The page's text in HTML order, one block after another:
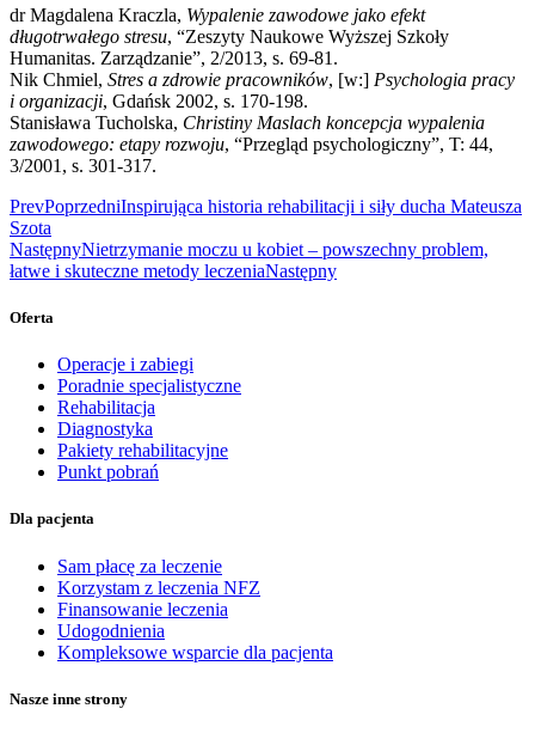
dr Magdalena Kraczla, Wypalenie zawodowe jako efekt
długotrwałego stresu, “Zeszyty Naukowe Wyższej Szkoły
Humanitas. Zarządzanie”, 2/2013, s. 69-81.
Nik Chmiel, Stres a zdrowie pracowników, [w:] Psychologia pracy
i organizacji, Gdańsk 2002, s. 170-198.
Stanisława Tucholska, Christiny Maslach koncepcja wypalenia
zawodowego: etapy rozwoju, “Przegląd psychologiczny”, T: 44,
3/2001, s. 301-317.
PrevPoprzedniInspirująca historia rehabilitacji i siły ducha Mateusza
Szota
NastępnyNietrzymanie moczu u kobiet – powszechny problem,
łatwe i skuteczne metody leczeniaNastępny
Oferta
Operacje i zabiegi
Poradnie specjalistyczne
Rehabilitacja
Diagnostyka
Pakiety rehabilitacyjne
Punkt pobrań
Dla pacjenta
Sam płacę za leczenie
Korzystam z leczenia NFZ
Finansowanie leczenia
Udogodnienia
Kompleksowe wsparcie dla pacjenta
Nasze inne strony